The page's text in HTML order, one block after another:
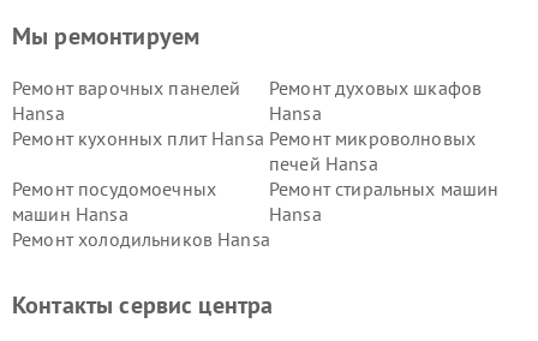
Мы ремонтируем
Ремонт варочных панелей
Hansa
Ремонт духовых шкафов
Hansa
Ремонт кухонных плит Hansa Ремонт микроволновых
печей Hansa
Ремонт посудомоечных
машин Hansa
Ремонт стиральных машин
Hansa
Ремонт холодильников Hansa
Контакты сервис центра